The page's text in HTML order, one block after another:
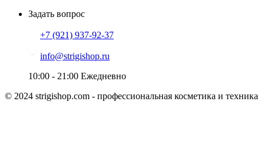
Задать вопрос
+7 (921) 937-92-37
info@strigishop.ru
10:00 - 21:00 Ежедневно
© 2024 strigishop.com - профессиональная косметика и техника